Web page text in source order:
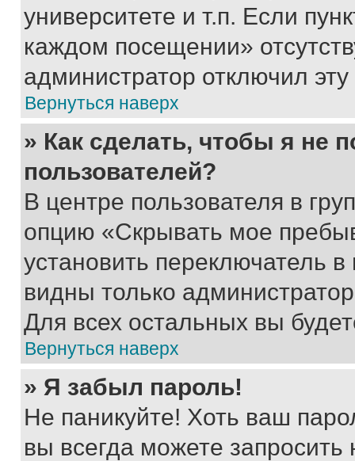
университете и т.п. Если
каждом посещении»
администратор отключил
Вернуться наверх
» Как сделать, чтобы я не
пользователей?
В центре пользователя в
опцию «Скрывать мое
установить переключатель
видны только
Для всех остальных вы
Вернуться наверх
» Я забыл пароль!
Не паникуйте! Хоть ваш
вы всегда можете